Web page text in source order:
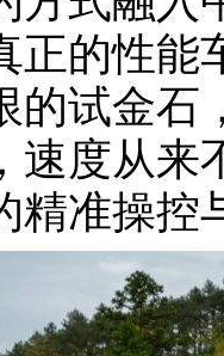
正的性能
的试金石
速度从来
精准操控